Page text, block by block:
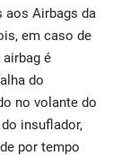
aos Airbags da
em caso de
é
do
no volante do
insuflador,
por tempo